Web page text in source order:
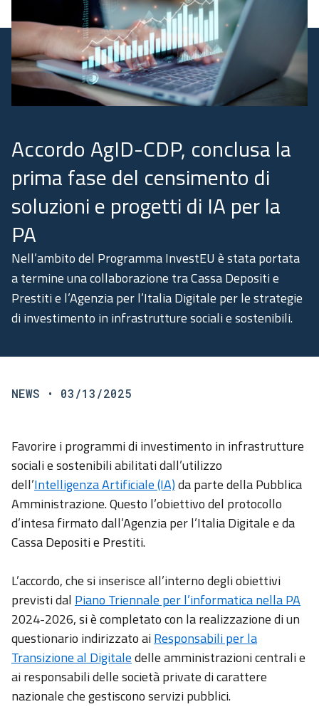
Communication
Accordo AgID-CDP, conclusa la
prima fase del censimento di
soluzioni e progetti di IA per la
PA
Nell’ambito del Programma InvestEU è stata portata
a termine una collaborazione tra Cassa Depositi e
Prestiti e l’Agenzia per l’Italia Digitale per le strategie
di investimento in infrastrutture sociali e sostenibili.
NEWS • 03/13/2025
Favorire i programmi di investimento in infrastrutture
sociali e sostenibili abilitati dall’utilizzo
dell’Intelligenza Artificiale (IA)da parte della Pubblica
Amministrazione. Questo l’obiettivo del protocollo
d’intesa firmato dall’Agenzia per l’Italia Digitale e da
Cassa Depositi e Prestiti.
L’accordo, che si inserisce all’interno degli obiettivi
previsti dal Piano Triennale per l’informatica nella PA
2024-2026, si è completato con la realizzazione di un
questionario indirizzato aiResponsabili per la
Transizione al Digitaledelle amministrazioni centrali e
ai responsabili delle società private di carattere
nazionale che gestiscono servizi pubblici.